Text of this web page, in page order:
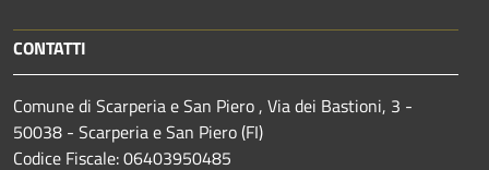
CONTATTI
Comune di Scarperia e San Piero , Via dei Bastioni, 3 -
50038 - Scarperia e San Piero (FI)
Codice Fiscale: 06403950485